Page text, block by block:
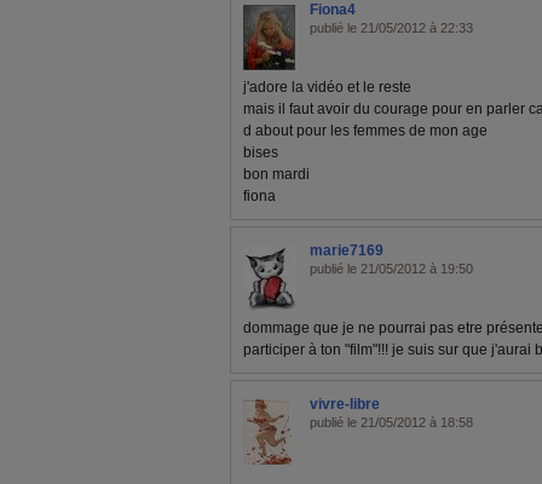
Fiona4
publié le 21/05/2012 à 22:33
j'adore la vidéo et le reste
mais il faut avoir du courage pour en parler
d about pour les femmes de mon age
bises
bon mardi
fiona
marie7169
publié le 21/05/2012 à 19:50
dommage que je ne pourrai pas etre
participer à ton "film"!!! je suis sur que j'aurai
vivre-libre
publié le 21/05/2012 à 18:58